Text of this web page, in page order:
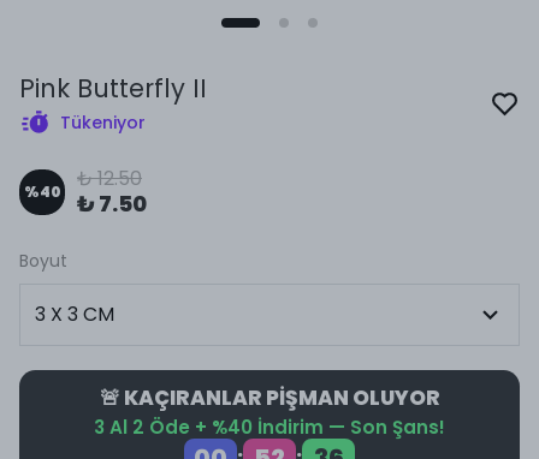
Pink Butterfly II
Tükeniyor
%40 ₺ 12.50
₺ 7.50
Boyut
🚨 KAÇIRANLAR PİŞMAN OLUYOR
3 Al 2 Öde + %40 İndirim — Son Şans!